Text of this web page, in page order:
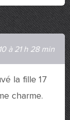
à 21 h 28 min
la fille 17
charme.